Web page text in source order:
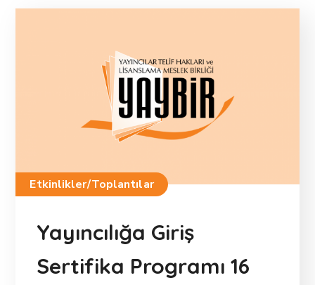
Etkinlikler/Toplantılar
Yayıncılığa Giriş
Sertifika Programı 16